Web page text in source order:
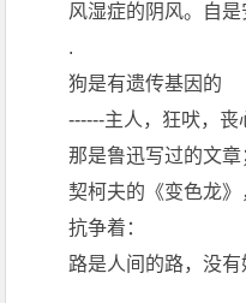
风湿症的阴风。自是
.
狗是有遗传基因的
------主人，狂吠，丧
那是鲁迅写过的文章
契柯夫的《变色龙》
抗争着：
路是人间的路，没有